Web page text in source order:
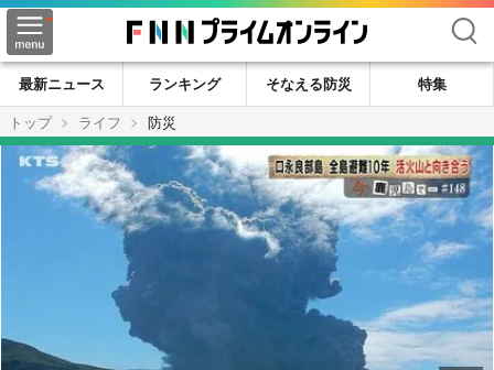
検索
最新ニュース ランキング そなえる防災
特集
トップ
ライフ 防災